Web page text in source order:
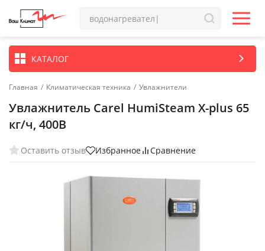
КАТАЛОГ
Главная / Климатическая техника / Увлажнители
Увлажнитель Carel HumiSteam X-plus 65
кг/ч, 400В
Оставить отзыв Избранное Сравнение